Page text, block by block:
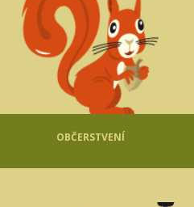
OBČERSTVENÍ